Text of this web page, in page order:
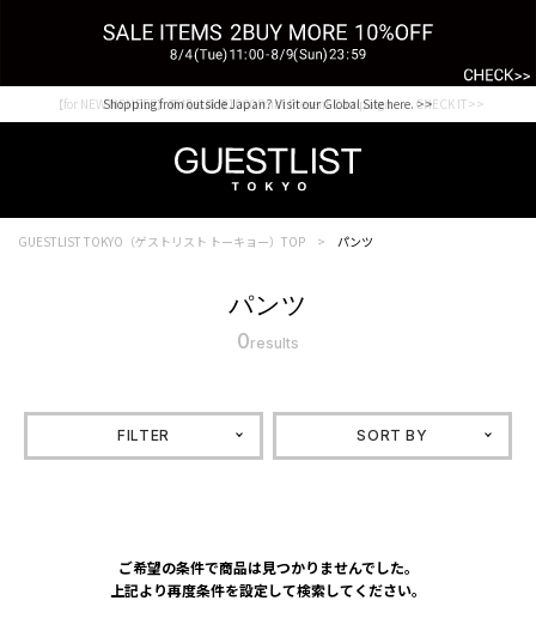
Shopping from outside Japan? Visit our Global Site here. >>
【for NEW MEMBER】新規会員様1000Point Present Campaign CHECK IT>>
GUESTLIST TOKYO（ゲストリスト トーキョー）TOP パンツ
パンツ
0results
FILTER SORT BY
ご希望の条件で商品は見つかりませんでした。
上記より再度条件を設定して検索してください。